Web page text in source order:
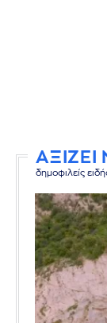
δημοφιλείς